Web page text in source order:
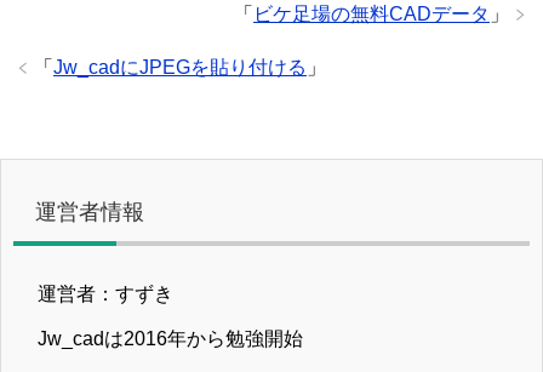
「 ビケ足場の無料CADデータ 」
「 Jw_cadにJPEGを貼り付ける 」
運営者情報
運営者：すずき
Jw_cadは2016年から勉強開始